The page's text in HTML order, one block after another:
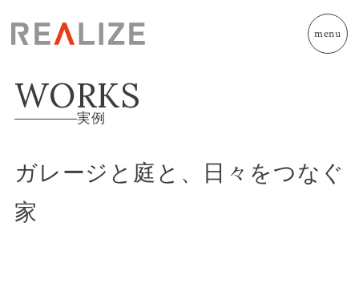
menu
WORKS
実例
ガレージと庭と、日々をつなぐ
家